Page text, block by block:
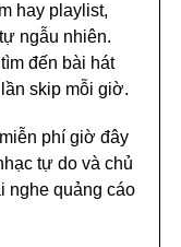
hay playlist,
ngẫu nhiên.
đến bài hát
skip mỗi giờ.
phí giờ đây
tự do và chủ
nghe quảng cáo